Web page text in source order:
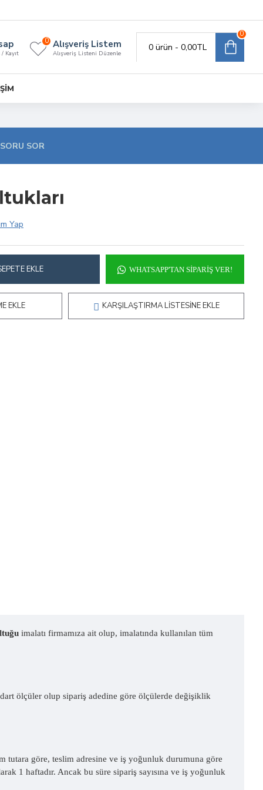
Kayıt
Alışveriş Listem
Alışveriş Listeni Düzenle
0
0 ürün - 0,00TL
0
SORU SOR
Yap
EKLE WHATSAPP'TAN SIPARIŞ VER!
EKLE KARŞILAŞTIRMA LISTESINE EKLE
imalatı firmamıza ait olup, imalatında kullanılan tüm
ölçüler olup sipariş adedine göre ölçülerde değişiklik
tutara göre, teslim adresine ve iş yoğunluk durumuna göre
1 haftadır. Ancak bu süre sipariş sayısına ve iş yoğunluk